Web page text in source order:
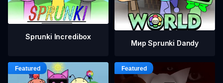
Sprunki Incredibox
Мир Sprunki Dandy